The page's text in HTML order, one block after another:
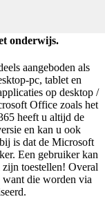
onderwijs.
aangeboden als
pc, tablet en
op desktop /
Office zoals het
heeft u altijd de
en kan u ook
is dat de Microsoft
Een gebruiker kan
toestellen! Overal
want die worden via